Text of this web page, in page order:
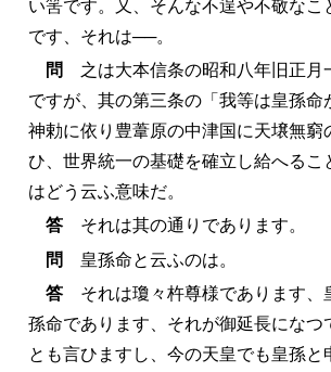
い筈です。又、そんな不逞や不敬なこ
です、それは──。
問 之は大本信条の昭和八年旧正月
ですが、其の第三条の「我等は皇孫命
神勅に依り豊葦原の中津国に天壌無窮
ひ、世界統一の基礎を確立し給へるこ
はどう云ふ意味だ。
答それは其の通りであります。
問 皇孫命と云ふのは。
答それは瓊々杵尊様であります、
孫命であります、それが御延長になつ
とも言ひますし、今の天皇でも皇孫と